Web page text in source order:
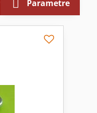
Parametre